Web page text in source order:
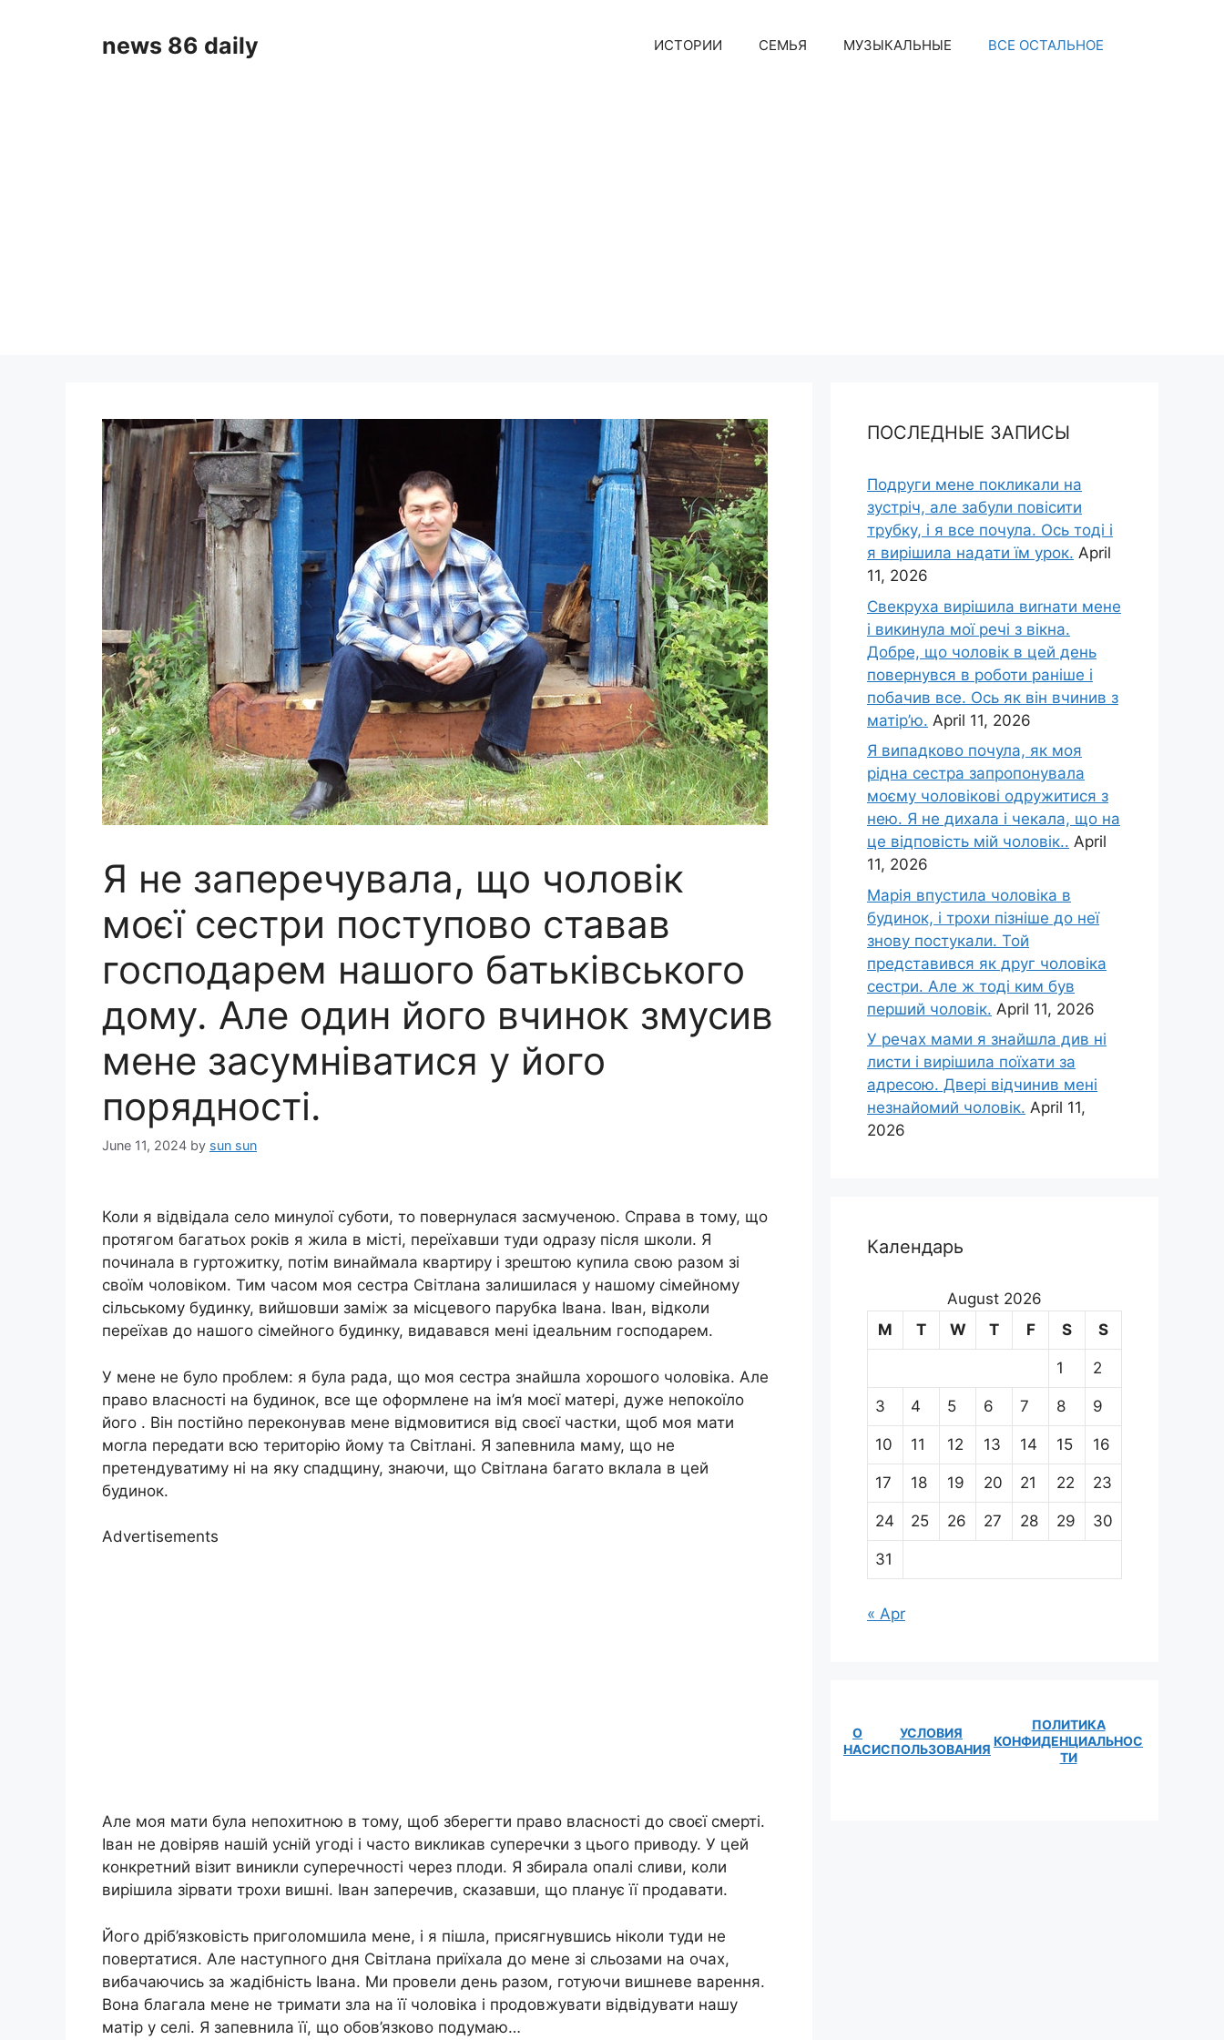
news 86 daily ИСТОРИИ СЕМЬЯ МУЗЫКАЛЬНЫЕ ВСЕ ОСТАЛЬНОЕ
Я не заперечувала, що чоловік
моєї сестри поступово ставав
господарем нашого батьківського
дому. Але один його вчинок змусив
мене засумніватися у його
порядності.
June 11, 2024 by sun sun
Коли я відвідала село минулої суботи, то повернулася засмученою. Справа в тому, що
протягом багатьох років я жила в місті, переїхавши туди одразу після школи. Я
починала в гуртожитку, потім винаймала квартиру і зрештою купила свою разом зі
своїм чоловіком. Тим часом моя сестра Світлана залишилася у нашому сімейному
сільському будинку, вийшовши заміж за місцевого парубка Івана. Іван, відколи
переїхав до нашого сімейного будинку, видавався мені ідеальним господарем.
У мене не було проблем: я була рада, що моя сестра знайшла хорошого чоловіка. Але
право власності на будинок, все ще оформлене на ім’я моєї матері, дуже непокоїло
його . Він постійно переконував мене відмовитися від своєї частки, щоб моя мати
могла передати всю територію йому та Світлані. Я запевнила маму, що не
претендуватиму ні на яку спадщину, знаючи, що Світлана багато вклала в цей
будинок.
Advertisements
Але моя мати була непохитною в тому, щоб зберегти право власності до своєї смерті.
Іван не довіряв нашій усній угоді і часто викликав суперечки з цього приводу. У цей
конкретний візит виникли суперечності через плоди. Я збирала опалі сливи, коли
вирішила зірвати трохи вишні. Іван заперечив, сказавши, що планує її продавати.
Його дріб’язковість приголомшила мене, і я пішла, присягнувшись ніколи туди не
повертатися. Але наступного дня Світлана приїхала до мене зі сльозами на очах,
вибачаючись за жадібність Івана. Ми провели день разом, готуючи вишневе варення.
Вона благала мене не тримати зла на її чоловіка і продовжувати відвідувати нашу
матір у селі. Я запевнила її, що обов’язково подумаю…
ПОСЛЕДНЫЕ ЗАПИСЫ
Подруги мене покликали на
зустріч, але забули повісити
трубку, і я все почула. Ось тоді і
я вирішила надати їм урок. April
11, 2026
Свекруха вирішила виrнати мене
і викинула мої речі з вікна.
Добре, що чоловік в цей день
повернувся в роботи раніше і
побачив все. Ось як він вчинив з
матір’ю. April 11, 2026
Я випадково почула, як моя
рідна сестра запропонувала
моєму чоловікові одружитися з
нею. Я не дихала і чекала, що на
це відповість мій чоловік.. April
11, 2026
Марія впустила чоловіка в
будинок, і трохи пізніше до неї
знову постукали. Той
представився як друг чоловіка
сестри. Але ж тоді ким був
перший чоловік. April 11, 2026
У речах мами я знайшла див ні
листи і вирішила поїхати за
адресою. Двері відчинив мені
незнайомий чоловік. April 11,
2026
Календарь
August 2026
M
T W T F S S
1 2
3 4 5 6 7 8 9
10 11 12 13 14 15 16
17 18 19 20 21 22 23
24 25 26 27 28 29 30
31
« Apr
О
НАС
УСЛОВИЯ
ИСПОЛЬЗОВАНИЯ
ПОЛИТИКА
КОНФИДЕНЦИАЛЬНОС
ТИ